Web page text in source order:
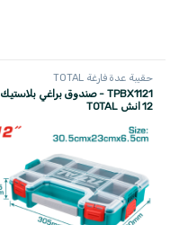
حقيبة عدة فارغة TOTAL
TPBX1121 - صندوق براغي بلاستيك
12 انش TOTAL